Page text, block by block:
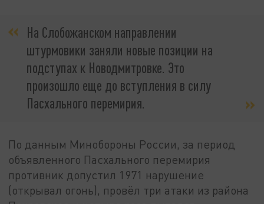
На Слобожанском направлении
штурмовики заняли новые позиции на
подступах к Новодмитровке. Это
произошло еще до вступления в силу
Пасхального перемирия.
По данным Минобороны России, за период
объявленного Пасхального перемирия
противник допустил 1971 нарушение
(открывал огонь), провёл три атаки из района